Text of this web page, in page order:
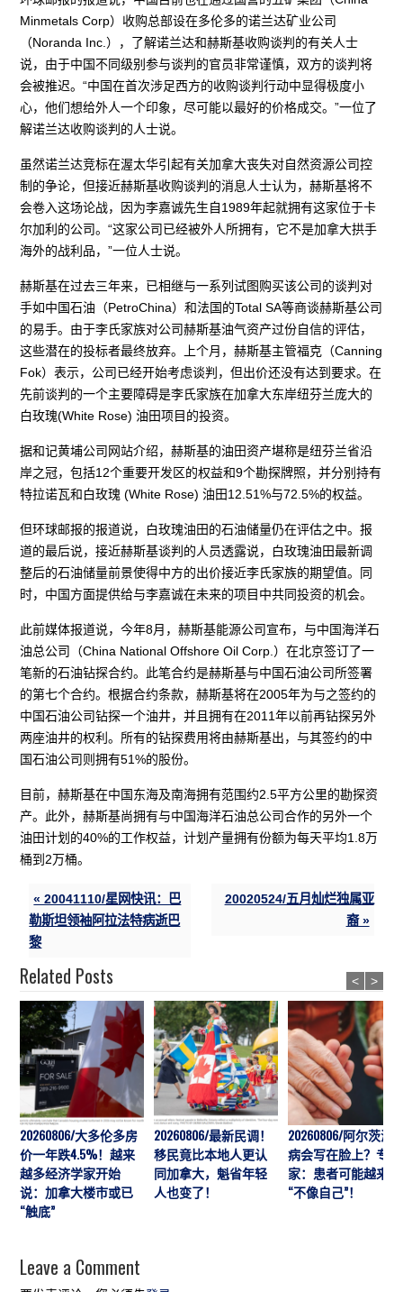
Minmetals Corp）收购总部设在多伦多的诺兰达矿业公司
（Noranda Inc.），了解诺兰达和赫斯基收购谈判的有关人士
说，由于中国不同级别参与谈判的官员非常谨慎，双方的谈判将
会被推迟。“中国在首次涉足西方的收购谈判行动中显得极度小
心，他们想给外人一个印象，尽可能以最好的价格成交。”一位了
解诺兰达收购谈判的人士说。
虽然诺兰达竞标在渥太华引起有关加拿大丧失对自然资源公司控
制的争论，但接近赫斯基收购谈判的消息人士认为，赫斯基将不
会卷入这场论战，因为李嘉诚先生自1989年起就拥有这家位于卡
尔加利的公司。“这家公司已经被外人所拥有，它不是加拿大拱手
海外的战利品，”一位人士说。
赫斯基在过去三年来，已相继与一系列试图购买该公司的谈判对
手如中国石油（PetroChina）和法国的Total SA等商谈赫斯基公司
的易手。由于李氏家族对公司赫斯基油气资产过份自信的评估，
这些潜在的投标者最终放弃。上个月，赫斯基主管福克（Canning
Fok）表示，公司已经开始考虑谈判，但出价还没有达到要求。在
先前谈判的一个主要障碍是李氏家族在加拿大东岸纽芬兰庞大的
白玫瑰(White Rose) 油田项目的投资。
据和记黄埔公司网站介绍，赫斯基的油田资产堪称是纽芬兰省沿
岸之冠，包括12个重要开发区的权益和9个勘探牌照，并分别持有
特拉诺瓦和白玫瑰 (White Rose) 油田12.51%与72.5%的权益。
但环球邮报的报道说，白玫瑰油田的石油储量仍在评估之中。报
道的最后说，接近赫斯基谈判的人员透露说，白玫瑰油田最新调
整后的石油储量前景使得中方的出价接近李氏家族的期望值。同
时，中国方面提供给与李嘉诚在未来的项目中共同投资的机会。
此前媒体报道说，今年8月，赫斯基能源公司宣布，与中国海洋石
油总公司（China National Offshore Oil Corp.）在北京签订了一
笔新的石油钻探合约。此笔合约是赫斯基与中国石油公司所签署
的第七个合约。根据合约条款，赫斯基将在2005年为与之签约的
中国石油公司钻探一个油井，并且拥有在2011年以前再钻探另外
两座油井的权利。所有的钻探费用将由赫斯基出，与其签约的中
国石油公司则拥有51%的股份。
目前，赫斯基在中国东海及南海拥有范围约2.5平方公里的勘探资
产。此外，赫斯基尚拥有与中国海洋石油总公司合作的另外一个
油田计划的40%的工作权益，计划产量拥有份额为每天平均1.8万
桶到2万桶。
« 20041110/星网快讯：巴
勒斯坦领袖阿拉法特病逝巴
黎
20020524/五月灿烂独属亚
裔 »
Related Posts
20260806/大多伦多房
价一年跌4.5%！越来
越多经济学家开始
说：加拿大楼市或已
“触底”
20260806/最新民调！
移民竟比本地人更认
同加拿大，魁省年轻
人也变了！
20260806/阿尔茨海
病会写在脸上？专
家：患者可能越来越
“不像自己”！
< >
Leave a Comment